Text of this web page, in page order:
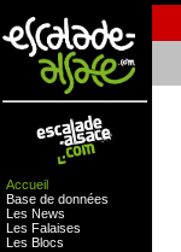
Accueil
Base de données
Les News
Les Falaises
Les Blocs